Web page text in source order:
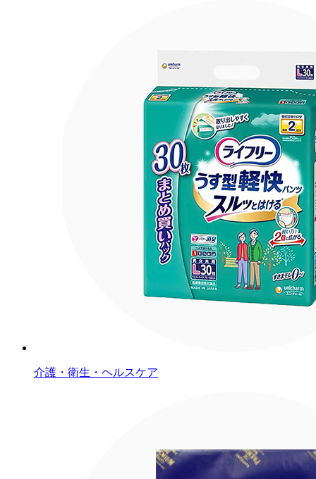
介護・衛生・ヘルスケア